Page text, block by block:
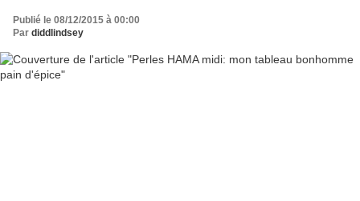
Publié le 08/12/2015 à 00:00
Par diddlindsey